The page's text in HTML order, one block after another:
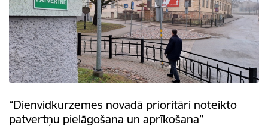
“Dienvidkurzemes novadā prioritāri noteikto
patvertņu pielāgošana un aprīkošana”